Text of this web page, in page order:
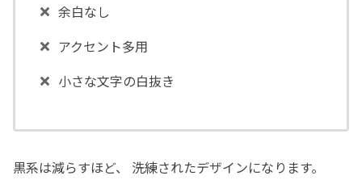
余白なし
アクセント多用
小さな文字の白抜き
黒系は減らすほど、 洗練されたデザインになります。